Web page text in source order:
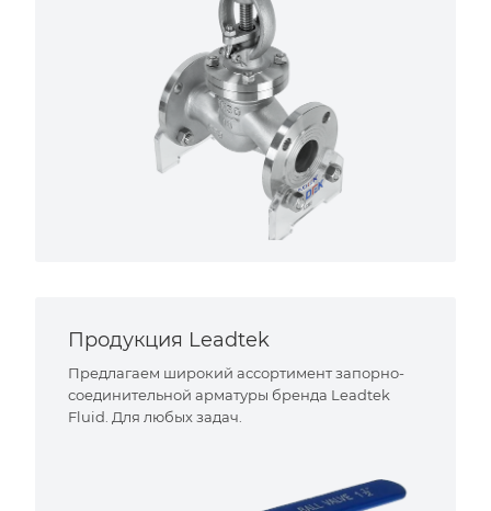
Продукция Leadtek
Предлагаем широкий ассортимент запорно-
соединительной арматуры бренда Leadtek
Fluid. Для любых задач.